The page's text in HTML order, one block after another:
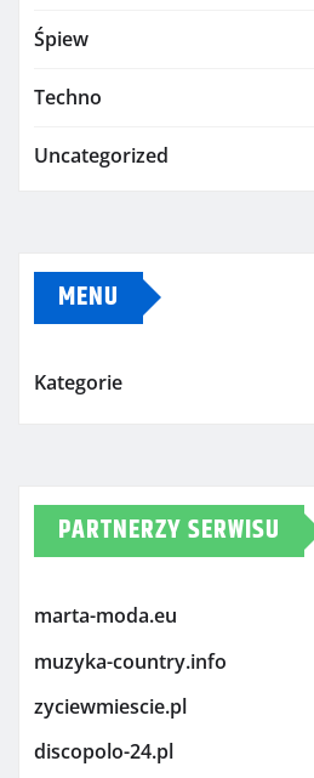
Śpiew
Techno
Uncategorized
MENU
Kategorie
PARTNERZY SERWISU
marta-moda.eu
muzyka-country.info
zyciewmiescie.pl
discopolo-24.pl